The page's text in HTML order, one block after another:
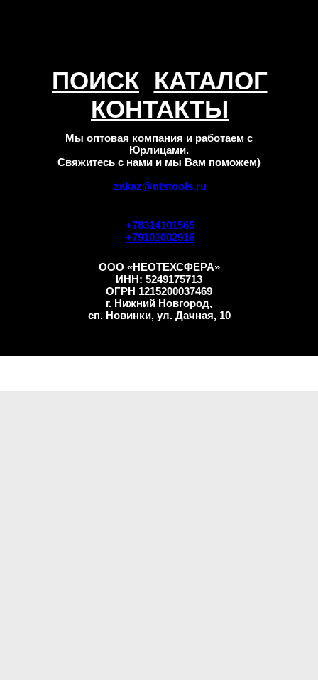
КОНТАКТЫ
ПОИСК
+78314101565
+79101002916
zakaz@ntstools.ru
КАТАЛОГ
ООО «НЕОТЕХСФЕРА»
ИНН: 5249175713
ОГРН 1215200037469
г. Нижний Новгород,
сп. Новинки, ул. Дачная, 10
Мы оптовая компания и работаем с
Юрлицами.
Свяжитесь с нами и мы Вам поможем)